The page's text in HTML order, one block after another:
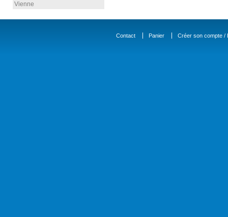
Vienne
Contact Panier Créer son compte /